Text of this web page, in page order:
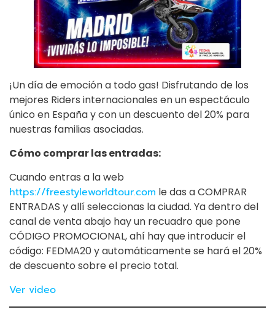
¡Un día de emoción a todo gas! Disfrutando de los
mejores Riders internacionales en un espectáculo
único en España y con un descuento del 20% para
nuestras familias asociadas.
Cómo comprar las entradas:
Cuando entras a la web
https://freestyleworldtour.com le das a COMPRAR
ENTRADAS y allí seleccionas la ciudad. Ya dentro del
canal de venta abajo hay un recuadro que pone
CÓDIGO PROMOCIONAL, ahí hay que introducir el
código: FEDMA20 y automáticamente se hará el 20%
de descuento sobre el precio total.
Ver video